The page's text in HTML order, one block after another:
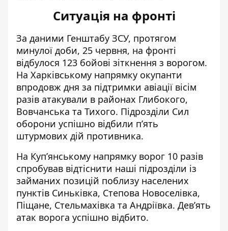
Ситуація на фронті
За даними Генштабу ЗСУ, протягом
минулої доби, 25 червня, на фронті
відбулося 123 бойові зіткнення з ворогом.
На Харківському напрямку окупанти
впродовж дня за підтримки авіації вісім
разів атакували в районах Глибокого,
Вовчанська та Тихого. Підрозділи Сил
оборони успішно відбили п’ять
штурмових дій противника.
На Куп’янському напрямку ворог 10 разів
спробував відтіснити наші підрозділи із
займаних позицій поблизу населених
пунктів Синьківка, Степова Новоселівка,
Піщане, Стельмахівка та Андріївка. Дев’ять
атак ворога успішно відбито.